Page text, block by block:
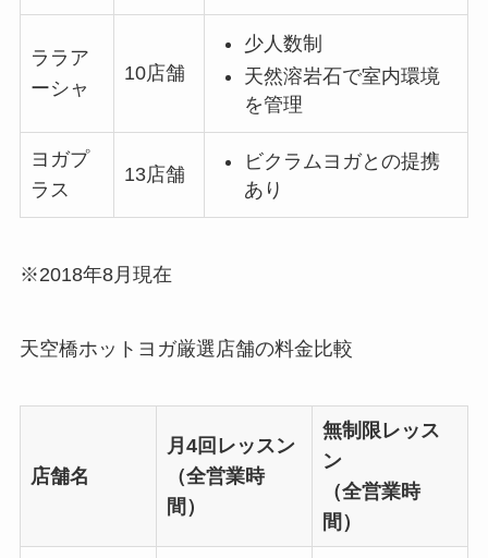
ララア
ーシャ
10店舗
少人数制
天然溶岩石で室内環境
を管理
ヨガプ
ラス
13店舗
ビクラムヨガとの提携
あり
※2018年8月現在
天空橋ホットヨガ厳選店舗の料金比較
店舗名
月4回レッスン
（全営業時
間）
無制限レッス
ン
（全営業時
間）